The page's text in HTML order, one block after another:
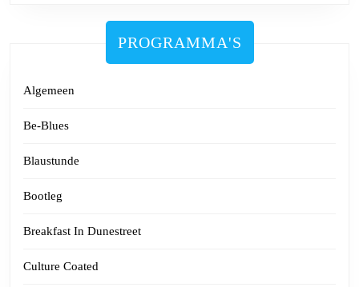
PROGRAMMA'S
Algemeen
Be-Blues
Blaustunde
Bootleg
Breakfast In Dunestreet
Culture Coated